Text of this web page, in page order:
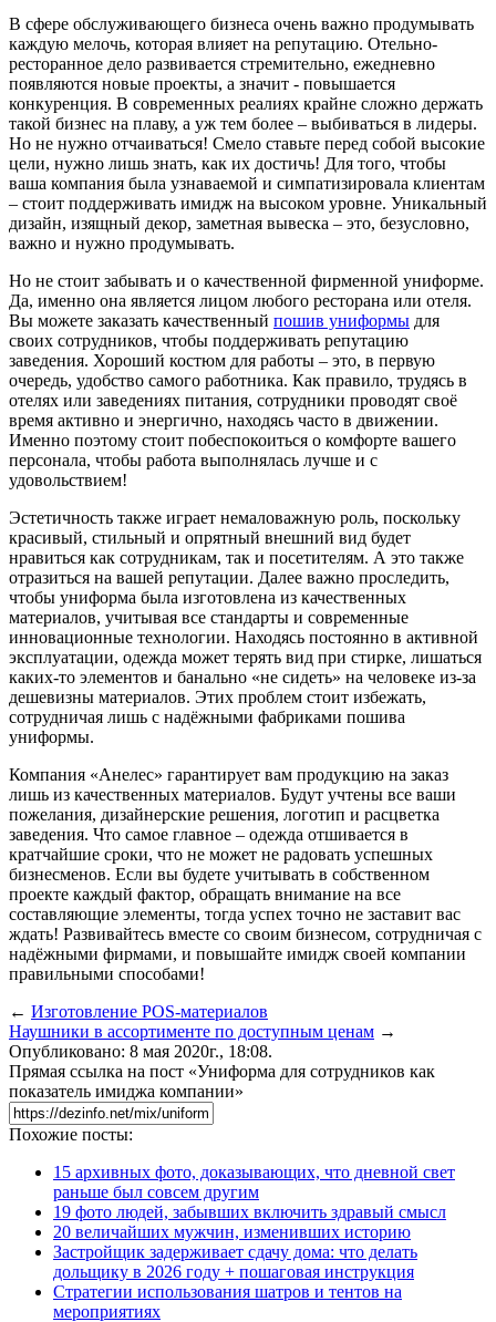
В сфере обслуживающего бизнеса очень важно продумывать
каждую мелочь, которая влияет на репутацию. Отельно-
ресторанное дело развивается стремительно, ежедневно
появляются новые проекты, а значит - повышается
конкуренция. В современных реалиях крайне сложно держать
такой бизнес на плаву, а уж тем более – выбиваться в лидеры.
Но не нужно отчаиваться! Смело ставьте перед собой высокие
цели, нужно лишь знать, как их достичь! Для того, чтобы
ваша компания была узнаваемой и симпатизировала клиентам
– стоит поддерживать имидж на высоком уровне. Уникальный
дизайн, изящный декор, заметная вывеска – это, безусловно,
важно и нужно продумывать.
Но не стоит забывать и о качественной фирменной униформе.
Да, именно она является лицом любого ресторана или отеля.
Вы можете заказать качественный пошив униформы для
своих сотрудников, чтобы поддерживать репутацию
заведения. Хороший костюм для работы – это, в первую
очередь, удобство самого работника. Как правило, трудясь в
отелях или заведениях питания, сотрудники проводят своё
время активно и энергично, находясь часто в движении.
Именно поэтому стоит побеспокоиться о комфорте вашего
персонала, чтобы работа выполнялась лучше и с
удовольствием!
Эстетичность также играет немаловажную роль, поскольку
красивый, стильный и опрятный внешний вид будет
нравиться как сотрудникам, так и посетителям. А это также
отразиться на вашей репутации. Далее важно проследить,
чтобы униформа была изготовлена из качественных
материалов, учитывая все стандарты и современные
инновационные технологии. Находясь постоянно в активной
эксплуатации, одежда может терять вид при стирке, лишаться
каких-то элементов и банально «не сидеть» на человеке из-за
дешевизны материалов. Этих проблем стоит избежать,
сотрудничая лишь с надёжными фабриками пошива
униформы.
Компания «Анелес» гарантирует вам продукцию на заказ
лишь из качественных материалов. Будут учтены все ваши
пожелания, дизайнерские решения, логотип и расцветка
заведения. Что самое главное – одежда отшивается в
кратчайшие сроки, что не может не радовать успешных
бизнесменов. Если вы будете учитывать в собственном
проекте каждый фактор, обращать внимание на все
составляющие элементы, тогда успех точно не заставит вас
ждать! Развивайтесь вместе со своим бизнесом, сотрудничая с
надёжными фирмами, и повышайте имидж своей компании
правильными способами!
← Изготовление POS-материалов
Наушники в ассортименте по доступным ценам →
Опубликовано: 8 мая 2020г., 18:08.
Прямая ссылка на пост «Униформа для сотрудников как
показатель имиджа компании»
Похожие посты:
15 архивных фото, доказывающих, что дневной свет
раньше был совсем другим
19 фото людей, забывших включить здравый смысл
20 величайших мужчин, изменивших историю
Застройщик задерживает сдачу дома: что делать
дольщику в 2026 году + пошаговая инструкция
Стратегии использования шатров и тентов на
мероприятиях